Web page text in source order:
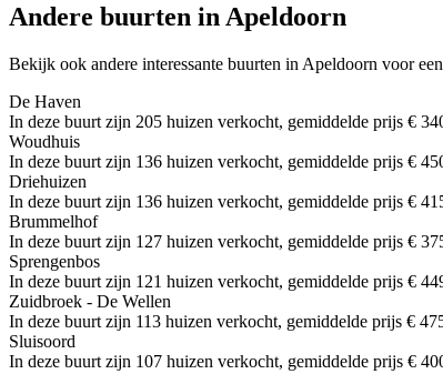
Andere buurten in Apeldoorn
Bekijk ook andere interessante buurten in Apeldoorn voor
De Haven
In deze buurt zijn 205 huizen verkocht, gemiddelde prijs €
Woudhuis
In deze buurt zijn 136 huizen verkocht, gemiddelde prijs €
Driehuizen
In deze buurt zijn 136 huizen verkocht, gemiddelde prijs €
Brummelhof
In deze buurt zijn 127 huizen verkocht, gemiddelde prijs €
Sprengenbos
In deze buurt zijn 121 huizen verkocht, gemiddelde prijs €
Zuidbroek - De Wellen
In deze buurt zijn 113 huizen verkocht, gemiddelde prijs €
Sluisoord
In deze buurt zijn 107 huizen verkocht, gemiddelde prijs €